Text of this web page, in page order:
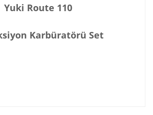
Yuki Route 110
Karbüratörü Set